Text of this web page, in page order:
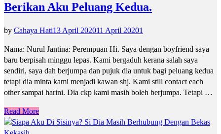
Berikan Aku Peluang Kedua.
by Cahaya Hati13 April 202011 April 20201
Nama: Nurul Jantina: Perempuan Hi. Saya dengan boyfriend saya
baru berpisah minggu lepas. Kami bergaduh kerana salah saya
sendiri, saya dah berjumpa dan pujuk dia untuk bagi peluang kedua
tetapi dia minta kami menjadi kawan shj. Kami still contact each
other sampai harini. Dia ckp kami masih boleh berjumpa. Tetapi …
Read More